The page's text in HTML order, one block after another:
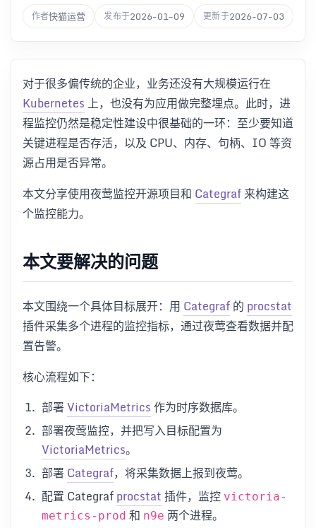
作者快猫运营 发布于2026-01-09 更新于2026-07-03
对于很多偏传统的企业，业务还没有大规模运行在
Kubernetes上，也没有为应用做完整埋点。此时，进
程监控仍然是稳定性建设中很基础的一环：至少要知道
关键进程是否存活，以及 CPU、内存、句柄、IO 等资
源占用是否异常。
本文分享使用夜莺监控开源项目和 Categraf来构建这
个监控能力。
本文要解决的问题
本文围绕一个具体目标展开：用 Categraf的 procstat
插件采集多个进程的监控指标，通过夜莺查看数据并配
置告警。
核心流程如下：
部署VictoriaMetrics作为时序数据库。
部署夜莺监控，并把写入目标配置为
VictoriaMetrics。
部署Categraf，将采集数据上报到夜莺。
配置 Categrafprocstat插件，监控 victoria-
metrics-prod 和 n9e 两个进程。